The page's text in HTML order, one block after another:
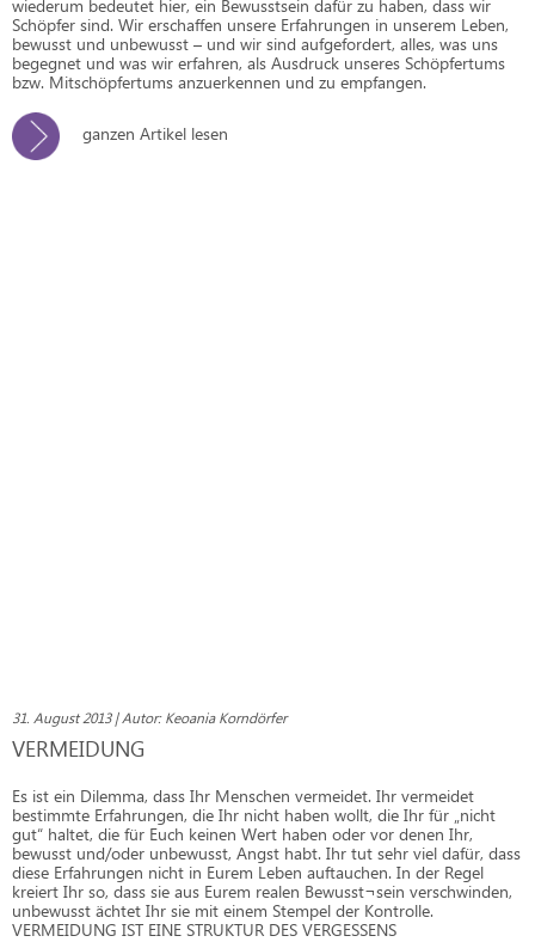
wiederum bedeutet hier, ein Bewusstsein dafür zu haben, dass wir
Schöpfer sind. Wir erschaffen unsere Erfahrungen in unserem Leben,
bewusst und unbewusst – und wir sind aufgefordert, alles, was uns
begegnet und was wir erfahren, als Ausdruck unseres Schöpfertums
bzw. Mitschöpfertums anzuerkennen und zu empfangen.
ganzen Artikel lesen
31. August 2013 | Autor: Keoania Korndörfer
VERMEIDUNG
Es ist ein Dilemma, dass Ihr Menschen vermeidet. Ihr vermeidet
bestimmte Erfahrungen, die Ihr nicht haben wollt, die Ihr für „nicht
gut“ haltet, die für Euch keinen Wert haben oder vor denen Ihr,
bewusst und/oder unbewusst, Angst habt. Ihr tut sehr viel dafür, dass
diese Erfahrungen nicht in Eurem Leben auftauchen. In der Regel
kreiert Ihr so, dass sie aus Eurem realen Bewusst¬sein verschwinden,
unbewusst ächtet Ihr sie mit einem Stempel der Kontrolle.
VERMEIDUNG IST EINE STRUKTUR DES VERGESSENS